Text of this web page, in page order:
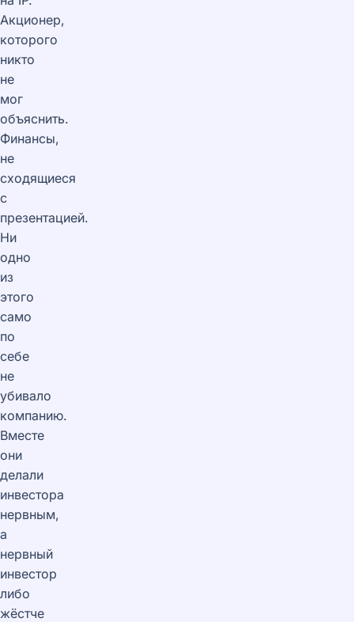
Акционер,
которого
никто
не
мог
объяснить.
Финансы,
не
сходящиеся
с
презентацией.
Ни
одно
из
этого
само
по
себе
не
убивало
компанию.
Вместе
они
делали
инвестора
нервным,
а
нервный
инвестор
либо
жёстче